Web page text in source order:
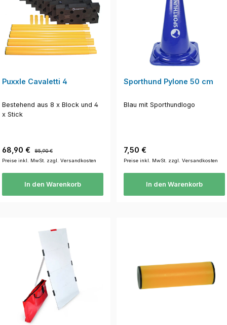
Puxxle Cavaletti 4
Bestehend aus 8 x Block und 4
x Stick
Verkaufspreis:
68,90 €
85,90 €
Preise inkl. MwSt. zzgl. Versandkosten
In den Warenkorb
Sporthund Pylone 50 cm
Blau mit Sporthundlogo
Regulärer Preis:
7,50 €
Preise inkl. MwSt. zzgl. Versandkosten
In den Warenkorb